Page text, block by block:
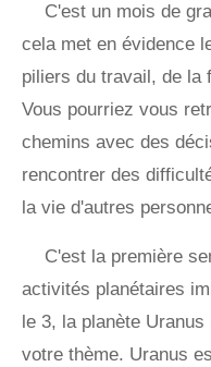
C'est un mois de
cela met en évidence
piliers du travail, de la
Vous pourriez vous
chemins avec des
rencontrer des
la vie d'autres
C'est la première
activités planétaires
le 3, la planète
votre thème. Uranus